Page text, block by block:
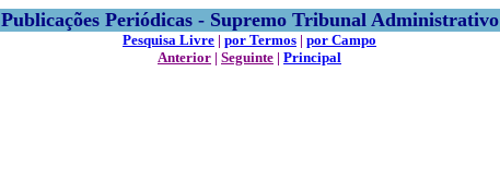
Publicações Periódicas - Supremo Tribunal Administrativo
Pesquisa Livre | por Termos | por Campo
Anterior | Seguinte | Principal